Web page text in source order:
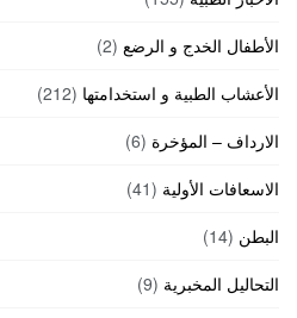
الأطفال الخدج و الرضع (2)
الأعشاب الطبية و استخدامتها (212)
الارداف – المؤخرة (6)
الاسعافات الأولية (41)
البطن (14)
التحاليل المخبرية (9)